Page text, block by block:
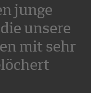
junge
unsere
mit sehr